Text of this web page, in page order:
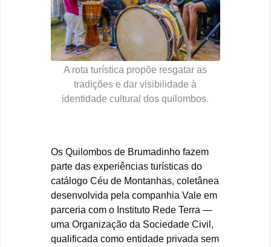
A rota turística propõe resgatar as
tradições e dar visibilidade à
identidade cultural dos quilombos.
Os Quilombos de Brumadinho fazem
parte das experiências turísticas do
catálogo Céu de Montanhas, coletânea
desenvolvida pela companhia Vale em
parceria com o Instituto Rede Terra —
uma Organização da Sociedade Civil,
qualificada como entidade privada sem